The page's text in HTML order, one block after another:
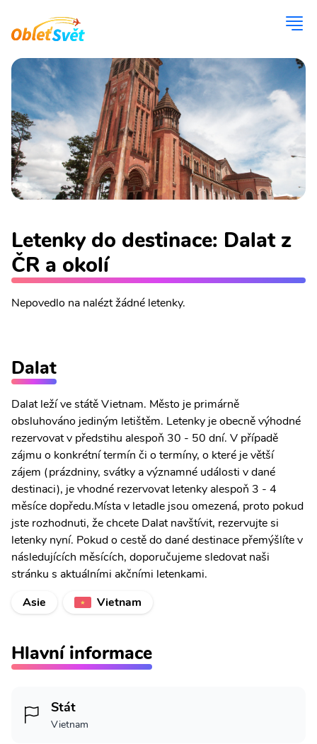
Letenky do destinace: Dalat z
ČR a okolí
Nepovedlo na nalézt žádné letenky.
Dalat
Dalat leží ve státě Vietnam. Město je primárně
obsluhováno jediným letištěm. Letenky je obecně výhodné
rezervovat v předstihu alespoň 30 - 50 dní. V případě
zájmu o konkrétní termín či o termíny, o které je větší
zájem (prázdniny, svátky a významné události v dané
destinaci), je vhodné rezervovat letenky alespoň 3 - 4
měsíce dopředu.Místa v letadle jsou omezená, proto pokud
jste rozhodnuti, že chcete Dalat navštívit, rezervujte si
letenky nyní. Pokud o cestě do dané destinace přemýšlíte v
následujících měsících, doporučujeme sledovat naši
stránku s aktuálními akčními letenkami.
Asie
Vietnam
Hlavní informace
Stát
Vietnam